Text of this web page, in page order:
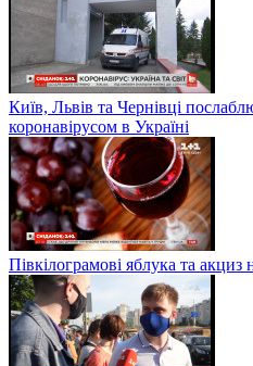
Київ, Львів та Чернівці
коронавірусом в Україні
Півкілограмові яблука та